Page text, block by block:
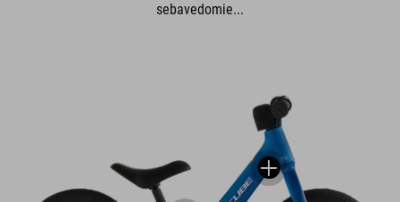
sebavedomie...